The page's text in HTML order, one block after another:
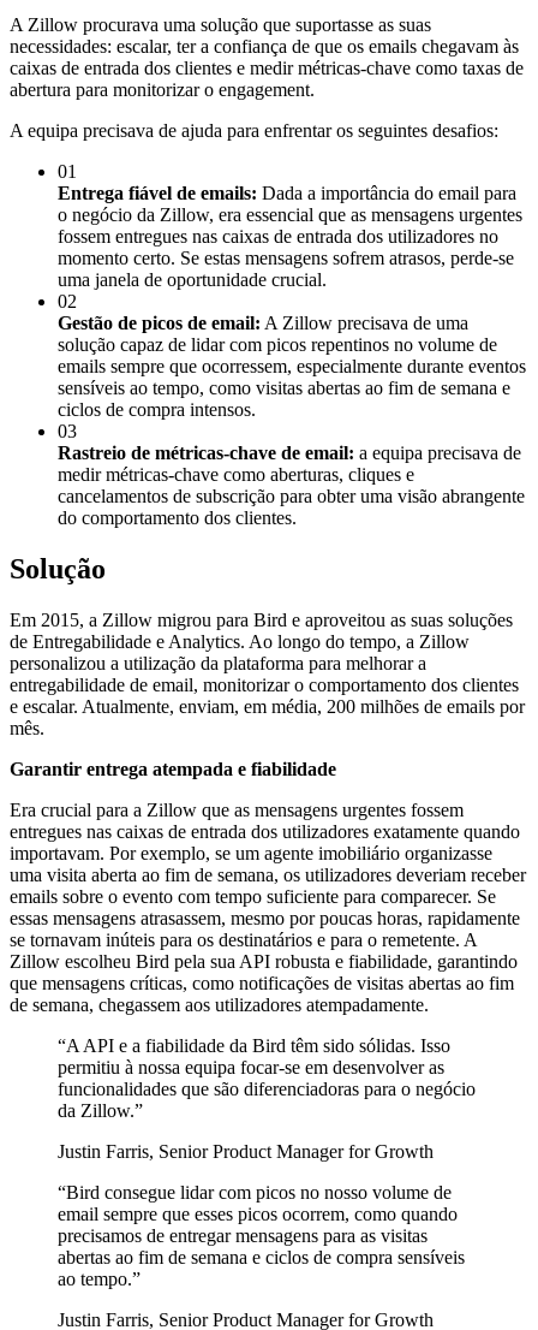
A Zillow procurava uma solução que suportasse as suas
necessidades: escalar, ter a confiança de que os emails chegavam às
caixas de entrada dos clientes e medir métricas-chave como taxas de
abertura para monitorizar o engagement.
A equipa precisava de ajuda para enfrentar os seguintes desafios:
01
Entrega fiável de emails: Dada a importância do email para
o negócio da Zillow, era essencial que as mensagens urgentes
fossem entregues nas caixas de entrada dos utilizadores no
momento certo. Se estas mensagens sofrem atrasos, perde-se
uma janela de oportunidade crucial.
02
Gestão de picos de email: A Zillow precisava de uma
solução capaz de lidar com picos repentinos no volume de
emails sempre que ocorressem, especialmente durante eventos
sensíveis ao tempo, como visitas abertas ao fim de semana e
ciclos de compra intensos.
03
Rastreio de métricas-chave de email: a equipa precisava de
medir métricas-chave como aberturas, cliques e
cancelamentos de subscrição para obter uma visão abrangente
do comportamento dos clientes.
Solução
Em 2015, a Zillow migrou para Bird e aproveitou as suas soluções
de Entregabilidade e Analytics. Ao longo do tempo, a Zillow
personalizou a utilização da plataforma para melhorar a
entregabilidade de email, monitorizar o comportamento dos clientes
e escalar. Atualmente, enviam, em média, 200 milhões de emails por
mês.
Garantir entrega atempada e fiabilidade
Era crucial para a Zillow que as mensagens urgentes fossem
entregues nas caixas de entrada dos utilizadores exatamente quando
importavam. Por exemplo, se um agente imobiliário organizasse
uma visita aberta ao fim de semana, os utilizadores deveriam receber
emails sobre o evento com tempo suficiente para comparecer. Se
essas mensagens atrasassem, mesmo por poucas horas, rapidamente
se tornavam inúteis para os destinatários e para o remetente. A
Zillow escolheu Bird pela sua API robusta e fiabilidade, garantindo
que mensagens críticas, como notificações de visitas abertas ao fim
de semana, chegassem aos utilizadores atempadamente.
“A API e a fiabilidade da Bird têm sido sólidas. Isso
permitiu à nossa equipa focar-se em desenvolver as
funcionalidades que são diferenciadoras para o negócio
da Zillow.”
Justin Farris, Senior Product Manager for Growth
“Bird consegue lidar com picos no nosso volume de
email sempre que esses picos ocorrem, como quando
precisamos de entregar mensagens para as visitas
abertas ao fim de semana e ciclos de compra sensíveis
ao tempo.”
Justin Farris, Senior Product Manager for Growth